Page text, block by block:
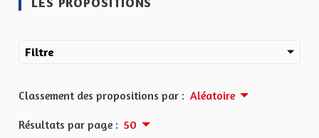
Filtre
Classement des propositions par : Aléatoire
Résultats par page : 50